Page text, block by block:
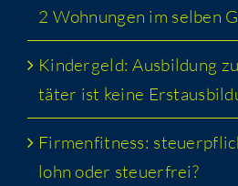
2 Woh­nun­gen im sel­ben
Kin­der­geld: Aus­bil­dung
tä­ter ist kei­ne
Fir­men­fit­ness:
lohn oder steuerfrei?